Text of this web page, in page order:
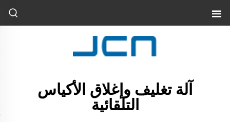
آلة تغليف وإغلاق الأكياس
التلقائية